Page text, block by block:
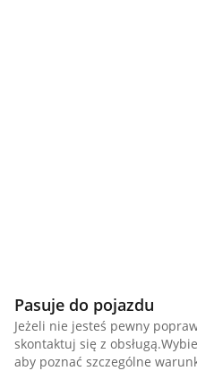
Pasuje do pojazdu
Jeżeli nie jesteś pewny
skontaktuj się z
aby poznać szczególne